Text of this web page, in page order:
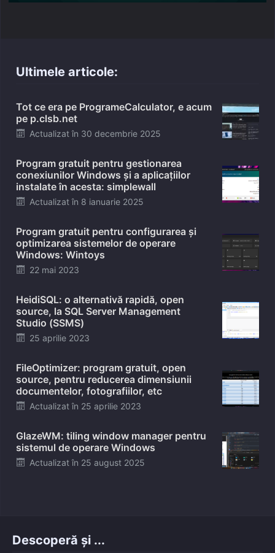
Ultimele articole:
Tot ce era pe ProgrameCalculator, e acum
pe p.clsb.net
Posted
Actualizat în 30 decembrie 2025
Program gratuit pentru gestionarea
conexiunilor Windows și a aplicațiilor
instalate în acesta: simplewall
Posted
Actualizat în 8 ianuarie 2025
Program gratuit pentru configurarea și
optimizarea sistemelor de operare
Windows: Wintoys
Posted
22 mai 2023
HeidiSQL: o alternativă rapidă, open
source, la SQL Server Management
Studio (SSMS)
Posted
25 aprilie 2023
FileOptimizer: program gratuit, open
source, pentru reducerea dimensiunii
documentelor, fotografiilor, etc
Posted
Actualizat în 25 aprilie 2023
GlazeWM: tiling window manager pentru
sistemul de operare Windows
Posted
Actualizat în 25 august 2025
Descoperă și ...